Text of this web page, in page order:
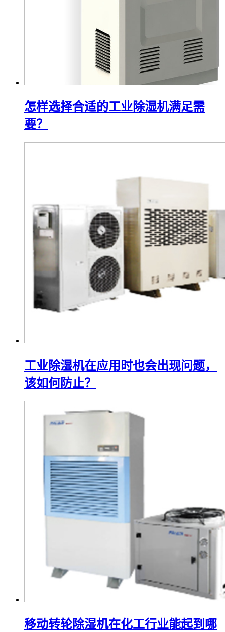
怎样选择合适的工业除湿机满足需
要？
工业除湿机在应用时也会出现问题，
该如何防止？
移动转轮除湿机在化工行业能起到哪